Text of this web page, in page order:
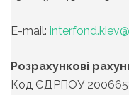
Е-mail:
Розрахункові
Код ЄДРПОУ